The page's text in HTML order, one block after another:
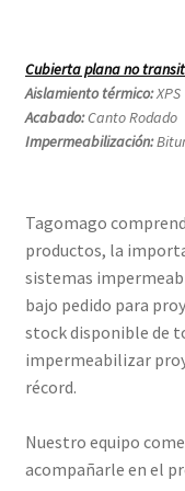
Cubierta plana no
Aislamiento térmico:XPS
Acabado:Canto Rodado
Impermeabilización:
Tagomago
productos, la
sistemas
bajo pedido para
stock disponible de
impermeabilizar
récord.
Nuestro equipo
acompañarle en el